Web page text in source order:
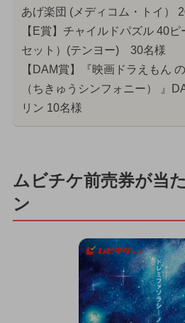
あげ楽団 (メディコム・トイ）
【E賞】チャイルドパズル 40
セット）(テンヨー) 30名様
【DAM賞】『映画ドラえもん
（ちきゅうシンフォニー） 』
リン 10名様
ムビチケ前売券が当
ン